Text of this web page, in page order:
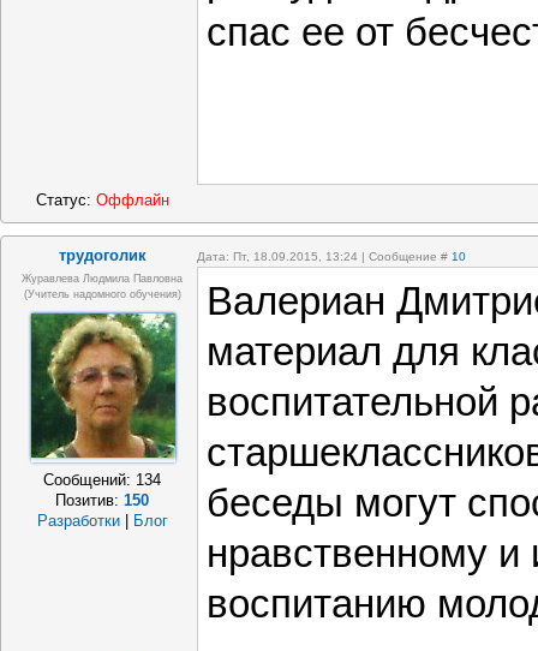
спас ее от
Статус: Оффлайн
трудоголик Дата: Пт, 18.09.2015, 13:24 | Сообщение # 10
Журавлева Людмила Павловна
(учитель надомного обучения)
Сообщений: 134
Позитив:150
Разработки
Блог
Валериан
материал для
воспитательной
беседы могут
нравственному и
воспитанию